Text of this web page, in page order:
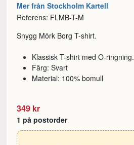
Mer från Stockholm Kartell
Referens: FLMB-T-M
Snygg Mörk Borg T-shirt.
Klassisk T-shirt med O-ringning.
Färg: Svart
Material: 100% bomull
349 kr
1 på postorder